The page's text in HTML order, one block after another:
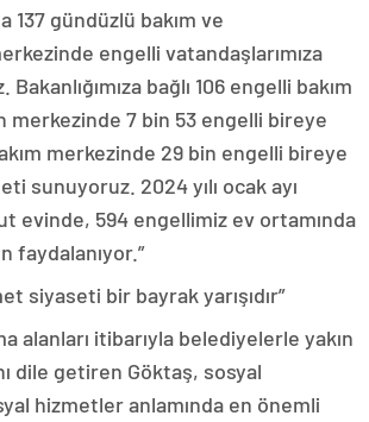
137 gündüzlü bakım ve
engelli vatandaşlarımıza
bağlı 106 engelli bakım
merkezinde 7 bin 53 engelli bireye
merkezinde 29 bin engelli bireye
sunuyoruz. 2024 yılı ocak ayı
evinde, 594 engellimiz ev ortamında
faydalanıyor.”
siyaseti bir bayrak yarışıdır”
alanları itibarıyla belediyelerle yakın
dile getiren Göktaş, sosyal
hizmetler anlamında en önemli